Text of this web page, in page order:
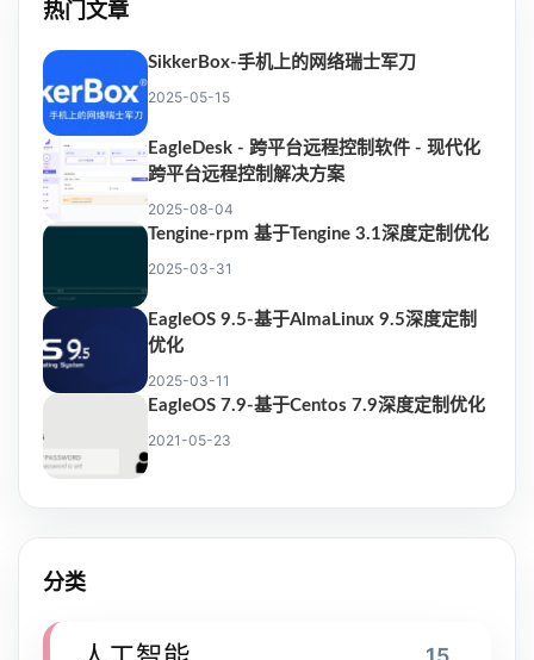
热门文章
SikkerBox-手机上的网络瑞士军刀
2025-05-15
EagleDesk - 跨平台远程控制软件 - 现代化
跨平台远程控制解决方案
2025-08-04
Tengine-rpm 基于Tengine 3.1深度定制优化
2025-03-31
EagleOS 9.5-基于AlmaLinux 9.5深度定制
优化
2025-03-11
EagleOS 7.9-基于Centos 7.9深度定制优化
2021-05-23
分类